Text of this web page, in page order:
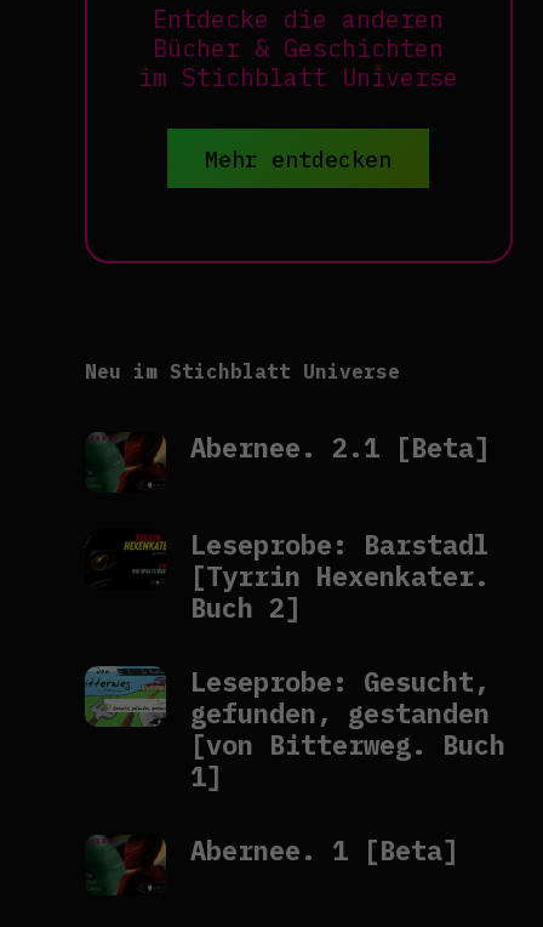
Entdecke die anderen
Bücher & Geschichten
im Stichblatt Universe
Mehr entdecken
Neu im Stichblatt Universe
Abernee. 2.1 [Beta]
Leseprobe: Barstadl
[Tyrrin Hexenkater.
Buch 2]
Leseprobe: Gesucht,
gefunden, gestanden
[von Bitterweg. Buch
1]
Abernee. 1 [Beta]